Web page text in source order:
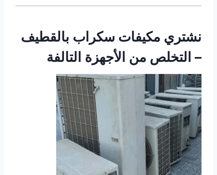
نشتري مكيفات سكراب بالقطيف
– التخلص من الأجهزة التالفة